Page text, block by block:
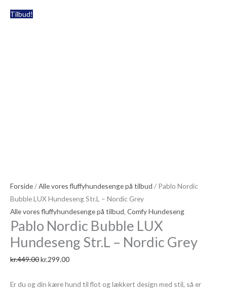
Tilbud!
Forside/Alle vores fluffyhundesenge på tilbud / Pablo Nordic
Bubble LUX Hundeseng Str.L – Nordic Grey
Alle vores fluffyhundesenge på tilbud, Comfy Hundeseng
Pablo Nordic Bubble LUX
Hundeseng Str.L – Nordic Grey
kr.449.00kr.299.00
Er du og din kære hund til flot og lækkert design med stil, så er
Pablo